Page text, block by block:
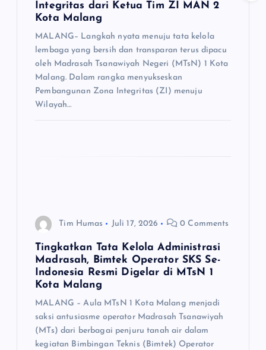
Integritas dari Ketua Tim ZI MAN 2
Kota Malang
MALANG– Langkah nyata menuju tata kelola
lembaga yang bersih dan transparan terus dipacu
oleh Madrasah Tsanawiyah Negeri (MTsN) 1 Kota
Malang. Dalam rangka menyukseskan
Pembangunan Zona Integritas (ZI) menuju
Wilayah…
Tim Humas Juli 17, 2026 0 Comments
Tingkatkan Tata Kelola Administrasi
Madrasah, Bimtek Operator SKS Se-
Indonesia Resmi Digelar di MTsN 1
Kota Malang
MALANG – Aula MTsN 1 Kota Malang menjadi
saksi antusiasme operator Madrasah Tsanawiyah
(MTs) dari berbagai penjuru tanah air dalam
kegiatan Bimbingan Teknis (Bimtek) Operator